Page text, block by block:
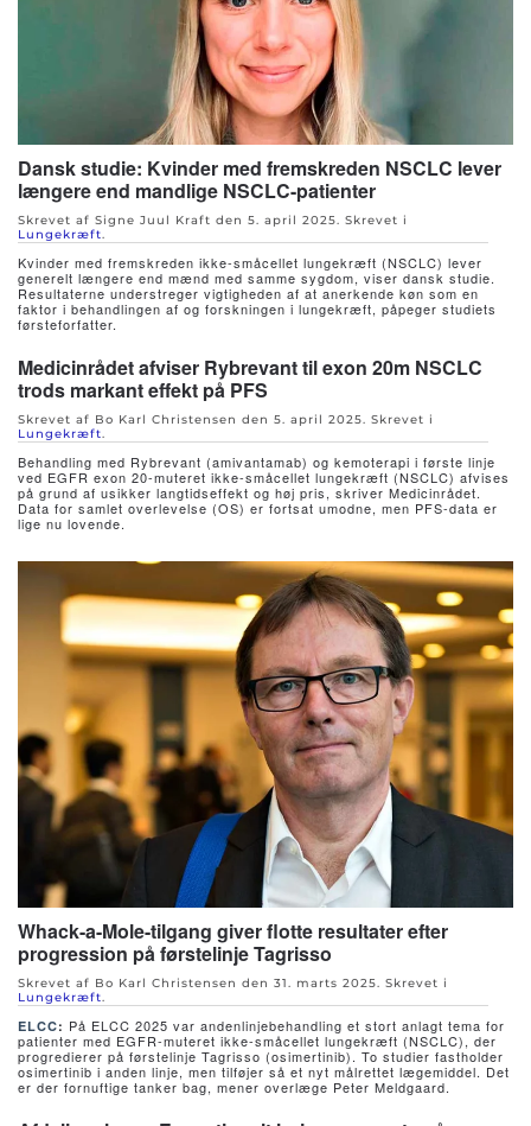
Dansk studie: Kvinder med fremskreden NSCLC lever
længere end mandlige NSCLC-patienter
Skrevet af Signe Juul Kraft den 5. april 2025. Skrevet i
Lungekræft.
Kvinder med fremskreden ikke-småcellet lungekræft (NSCLC) lever
generelt længere end mænd med samme sygdom, viser dansk studie.
Resultaterne understreger vigtigheden af at anerkende køn som en
faktor i behandlingen af og forskningen i lungekræft, påpeger studiets
førsteforfatter.
Medicinrådet afviser Rybrevant til exon 20m NSCLC
trods markant effekt på PFS
Skrevet af Bo Karl Christensen den 5. april 2025. Skrevet i
Lungekræft.
Behandling med Rybrevant (amivantamab) og kemoterapi i første linje
ved EGFR exon 20-muteret ikke-småcellet lungekræft (NSCLC) afvises
på grund af usikker langtidseffekt og høj pris, skriver Medicinrådet.
Data for samlet overlevelse (OS) er fortsat umodne, men PFS-data er
lige nu lovende.
Whack-a-Mole-tilgang giver flotte resultater efter
progression på førstelinje Tagrisso
Skrevet af Bo Karl Christensen den 31. marts 2025. Skrevet i
Lungekræft.
ELCC: På ELCC 2025 var andenlinjebehandling et stort anlagt tema for
patienter med EGFR-muteret ikke-småcellet lungekræft (NSCLC), der
progredierer på førstelinje Tagrisso (osimertinib). To studier fastholder
osimertinib i anden linje, men tilføjer så et nyt målrettet lægemiddel. Det
er der fornuftige tanker bag, mener overlæge Peter Meldgaard.